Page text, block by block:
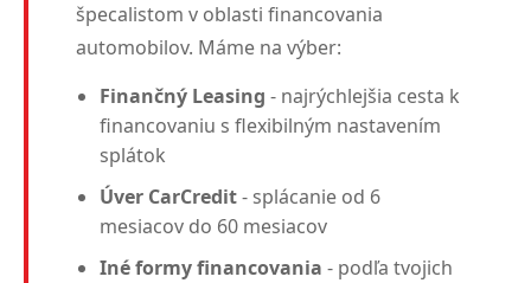
špecalistom v oblasti financovania
automobilov. Máme na výber:
Finančný Leasing - najrýchlejšia cesta k
financovaniu s flexibilným nastavením
splátok
Úver CarCredit- splácanie od 6
mesiacov do 60 mesiacov
Iné formy financovania - podľa tvojich